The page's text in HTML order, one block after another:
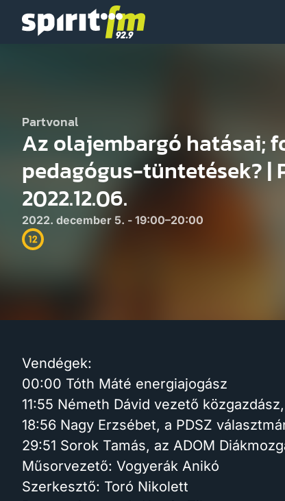
Partvonal
Az olajembargó hatásai;
pedagógus-tüntetések? |
2022.12.06.
2022. december 5. - 19:00–20:00
Vendégek:
00:00 Tóth Máté energiajogász
11:55 Németh Dávid vezető
18:56 Nagy Erzsébet, a PDSZ
29:51 Sorok Tamás, az ADOM
Műsorvezető: Vogyerák Anikó
Szerkesztő: Toró Nikolett